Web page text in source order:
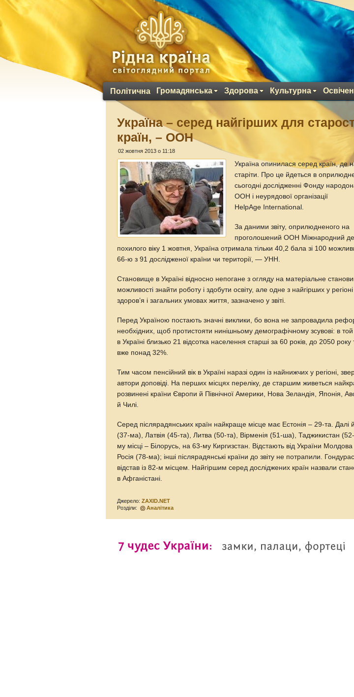
Політична Громадянська Здорова Культурна
Україна – серед найгірших для
країн, – ООН
02 жовтня 2013 о 11:18
Україна опинилася серед країн, де
старіти. Про це йдеться в
сьогодні дослідженні Фонду
ООН і неурядової організації
HelpAge International.
За даними звіту, оприлюдненого на
проголошений ООН Міжнародний
похилого віку 1 жовтня, Україна отримала тільки 40,2 бала зі 100
66-ю з 91 дослідженої країни чи території, — УНН.
Становище в Україні відносно непогане з огляду на матеріальне
можливості знайти роботу і здобути освіту, але одне з найгірших у
здоров’я і загальних умовах життя, зазначено у звіті.
Перед Україною постають значні виклики, бо вона не запровадила
необхідних, щоб протистояти нинішньому демографічному зсувові: в той
в Україні близько 21 відсотка населення старші за 60 років, до 2050 року
вже понад 32%.
Тим часом пенсійний вік в Україні наразі один із найнижчих у регіоні,
автори доповіді. На перших місцях переліку, де старшим живеться
розвинені країни Європи й Північної Америки, Нова Зеландія, Японія,
й Чилі.
Серед післярадянських країн найкраще місце має Естонія – 29-та. Далі
(37-ма), Латвія (45-та), Литва (50-та), Вірменія (51-ша), Таджикистан
му місці – Білорусь, на 63-му Киргизстан. Відстають від України
Росія (78-ма); інші післярадянські країни до звіту не потрапили.
відстав із 82-м місцем. Найгіршим серед досліджених країн назвали
в Афганістані.
Джерело:ZAXID.NET
Розділи:
Аналітика